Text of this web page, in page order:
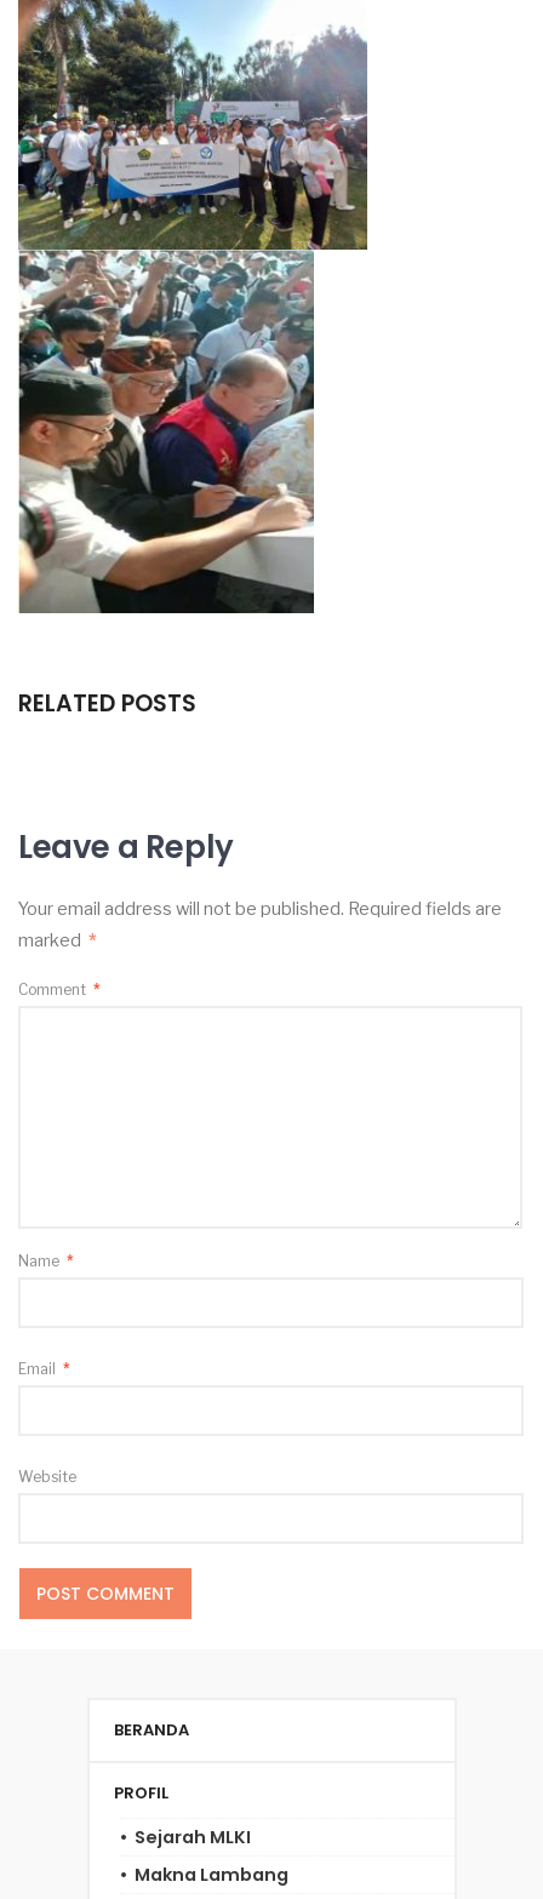
RELATED POSTS
Leave a Reply
Your email address will not be published. Required fields are
marked *
Comment *
Name *
Email *
Website
BERANDA
PROFIL
Sejarah MLKI
Makna Lambang